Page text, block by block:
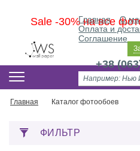
Sale -30% на все
Главная О
Оплата и
Соглашение
+38
Главная
Каталог фотообоев
ФИЛЬТР